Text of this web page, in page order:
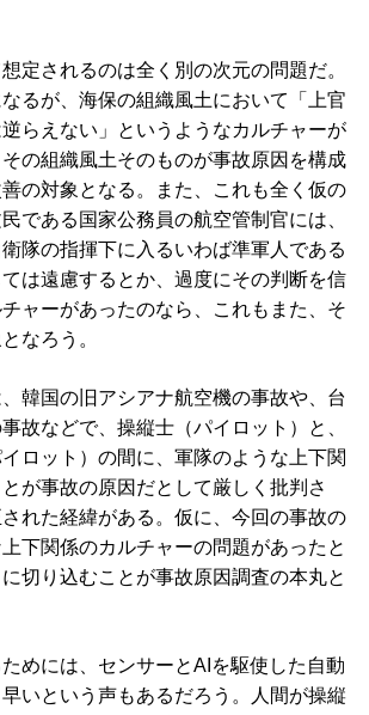
定されるのは全く別の次元の問題だ。
るが、海保の組織風土において「上官
らえない」というようなカルチャーが
の組織風土そのものが事故原因を構成
の対象となる。また、これも全く仮の
である国家公務員の航空管制官には、
隊の指揮下に入るいわば準軍人である
は遠慮するとか、過度にその判断を信
ャーがあったのなら、これもまた、そ
なろう。
韓国の旧アシアナ航空機の事故や、台
故などで、操縦士（パイロット）と、
ロット）の間に、軍隊のような上下関
が事故の原因だとして厳しく批判さ
れた経緯がある。仮に、今回の事故の
下関係のカルチャーの問題があったと
切り込むことが事故原因調査の本丸と
めには、センサーとAIを駆使した自動
いという声もあるだろう。人間が操縦